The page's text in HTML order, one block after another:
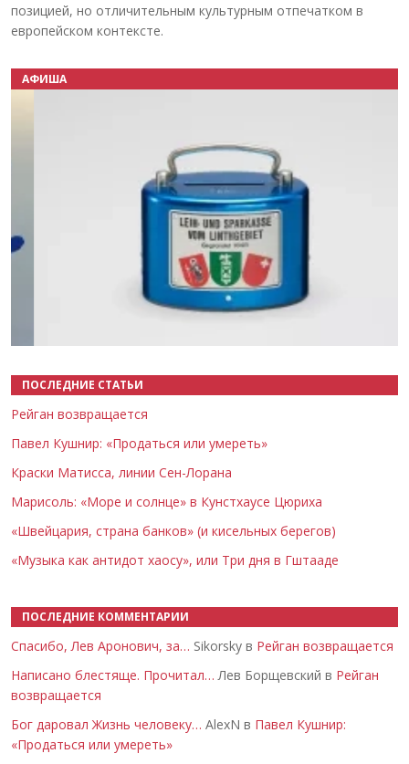
позицией, но отличительным культурным отпечатком в
европейском контексте.
АФИША
ПОСЛЕДНИЕ СТАТЬИ
Рейган возвращается
Павел Кушнир: «Продаться или умереть»
Краски Матисса, линии Сен-Лорана
Марисоль: «Море и солнце» в Кунстхаусе Цюриха
«Швейцария, страна банков» (и кисельных берегов)
«Музыка как антидот хаосу», или Три дня в Гштааде
ПОСЛЕДНИЕ КОММЕНТАРИИ
Спасибо, Лев Аронович, за… Sikorsky в Рейган возвращается
Написано блестяще. Прочитал… Лев Борщевский в Рейган
возвращается
Бог даровал Жизнь человеку… AlexN в Павел Кушнир:
«Продаться или умереть»